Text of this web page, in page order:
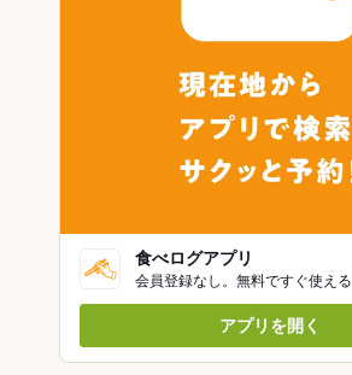
食べログアプリ
会員登録なし。無料ですぐ使える
アプリを開く